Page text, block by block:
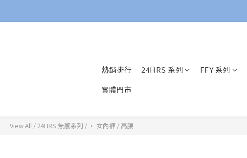
熱銷排行 24HRS 系列 FFY 系列
實體門市
View All /24HRS 無感系列 / · 女內褲 / 高腰